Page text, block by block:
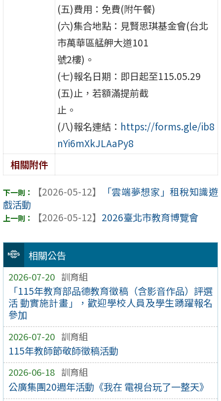
相關公告
2026-07-20 訓育組
「115年教育部品德教育徵稿（含影音作品）評選
活 動實施計畫」，歡迎學校人員及學生踴躍報名
參加
2026-07-20 訓育組
115年教師節敬師徵稿活動
2026-06-18 訓育組
公廣集團20週年活動《我在 電視台玩了一整天》
(五)費用：免費(附午餐)
(六)集合地點：見賢思琪基金會(台北
市萬華區艋舺大道101
號2樓)。
(七)報名日期：即日起至115.05.29
(五)止，若額滿提前截
止。
(八)報名連結： https://forms.gle/ib8
nYi6mXkJLAaPy8
相關附件
【2026-05-12】
「雲端夢想家」租稅知識遊
戲活動
【2026-05-12】 2026臺北市教育博覽會